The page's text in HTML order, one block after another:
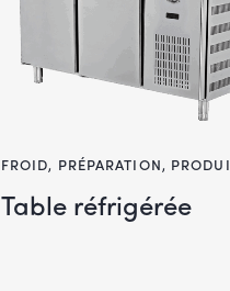
FROID, PRÉPARATION,
Table réfrigérée